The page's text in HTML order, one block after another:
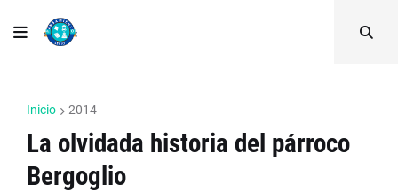
Inicio 2014
La olvidada historia del párroco
Bergoglio